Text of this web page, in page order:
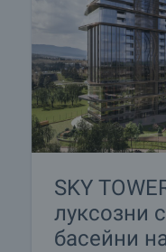
SKY
луксозни
басейни